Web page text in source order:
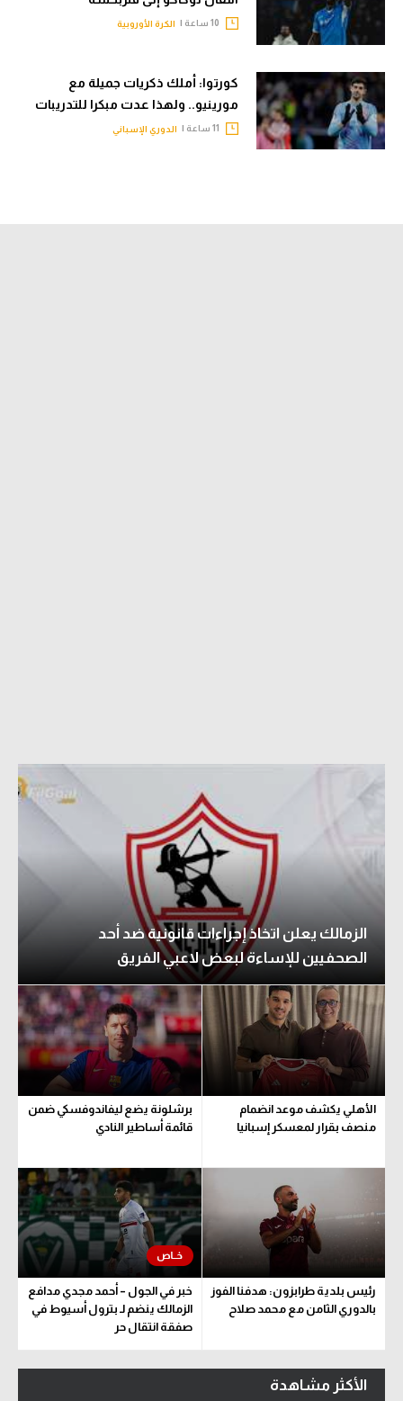
الكرة الأوروبية
كورتوا: أملك ذكريات جميلة مع
مورينيو.. ولهذا عدت مبكرا للتدريبات
الدوري الإسباني
الزمالك يعلن اتخاذ إجراءات قانونية ضد أحد
الصحفيين للإساءة لبعض لاعبي الفريق
الأهلي يكشف موعد انضمام
منصف بقرار لمعسكر إسبانيا
برشلونة يضع ليفاندوفسكي ضمن
قائمة أساطير النادي
رئيس بلدية طرابزون: هدفنا الفوز
بالدوري الثامن مع محمد صلاح
خبر في الجول – أحمد مجدي مدافع
الزمالك ينضم لـ بترول أسيوط في
صفقة انتقال حر
الأكثر مشاهدة